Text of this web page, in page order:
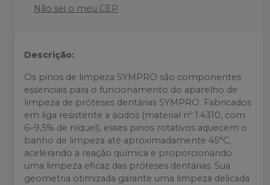
Não sei o meu CEP
Descrição:
Os pinos de limpeza SYMPRO são componentes
essenciais para o funcionamento do aparelho de
limpeza de próteses dentárias SYMPRO. Fabricados
em liga resistente a ácidos (material nº 1.4310, com
6–9,5% de níquel), esses pinos rotativos aquecem o
banho de limpeza até aproximadamente 45°C,
acelerando a reação química e proporcionando
uma limpeza eficaz das próteses dentárias. Sua
geometria otimizada garante uma limpeza delicada